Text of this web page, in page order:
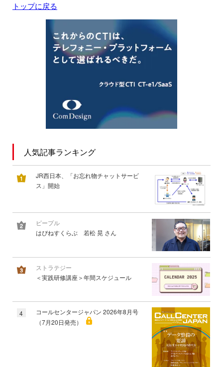
トップに戻る
人気記事ランキング
JR西日本、「お忘れ物チャットサービ
ス」開始
ピープル
はぴねすくらぶ 若松 晃 さん
ストラテジー
＜実践研修講座＞年間スケジュール
4
コールセンタージャパン 2026年8月号
（7月20日発売）